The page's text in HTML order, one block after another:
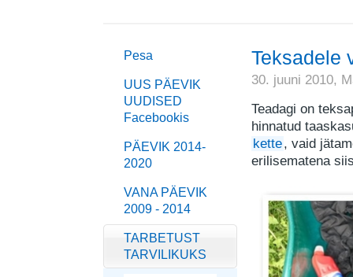
Pesa
UUS PÄEVIK
UUDISED
Facebookis
PÄEVIK 2014-
2020
VANA PÄEVIK
2009 - 2014
TARBETUST
TARVILIKUKS
Teksadele
30. juuni 2010,
Teadagi on
hinnatud
kette, vaid
erilisematena